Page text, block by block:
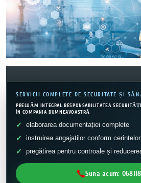
SERVICII COMPLETE DE SECURITATE ȘI
PRELUĂM INTEGRAL RESPONSABILITATEA
ÎN COMPANIA DUMNEAVOASTRĂ
elaborarea documentației complete
instruirea angajaților conform
pregătirea pentru controale și
Suna acum: